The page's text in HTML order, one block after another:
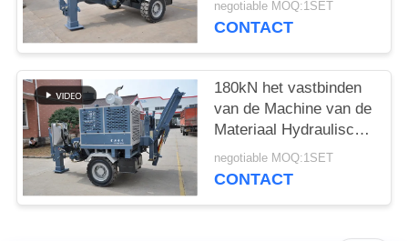
negotiable MOQ:1SET
CONTACT
180kN het vastbinden
van de Machine van de
Materiaal Hydraulische
Trekker voor
Transmissielijn
negotiable MOQ:1SET
CONTACT